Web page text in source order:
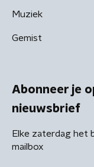
Muziek
Gemist
Abonneer je
nieuwsbrief
Elke zaterdag het
mailbox